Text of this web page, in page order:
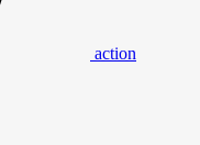
action